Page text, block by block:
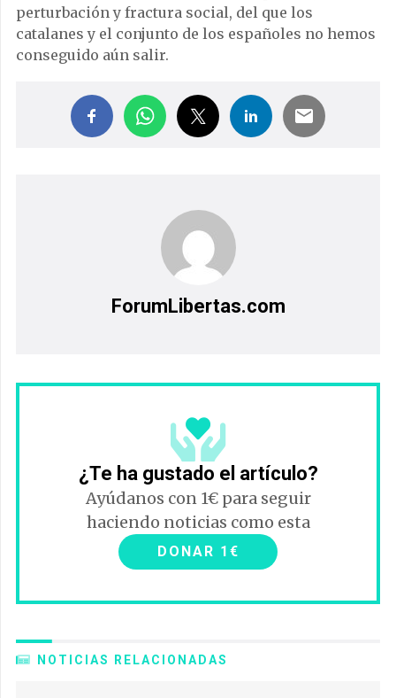
perturbación y fractura social, del que los
catalanes y el conjunto de los españoles no hemos
conseguido aún salir.
ForumLibertas.com
¿Te ha gustado el artículo?
Ayúdanos con 1€ para seguir
haciendo noticias como esta
DONAR 1€
NOTICIAS RELACIONADAS